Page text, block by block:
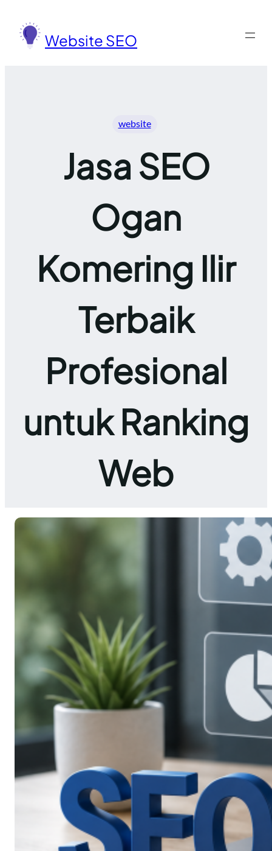
konten
Website SEO
website
Jasa SEO
Ogan
Komering Ilir
Terbaik
Profesional
untuk Ranking
Web